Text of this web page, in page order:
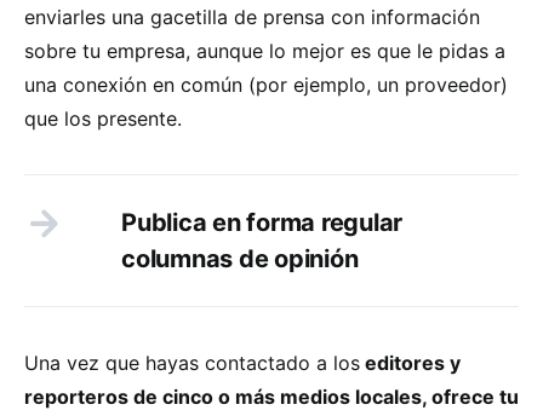
enviarles una gacetilla de prensa con información
sobre tu empresa, aunque lo mejor es que le pidas a
una conexión en común (por ejemplo, un proveedor)
que los presente.
Publica en forma regular
columnas de opinión
Una vez que hayas contactado a los editores y
reporteros de cinco o más medios locales, ofrece tu